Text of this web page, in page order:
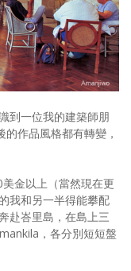
到一位我的建築師朋
作品風格都有轉變，
金以上（當然現在更
我和另一半得能攀配
赴峇里島，在島上三
，各分別短短盤